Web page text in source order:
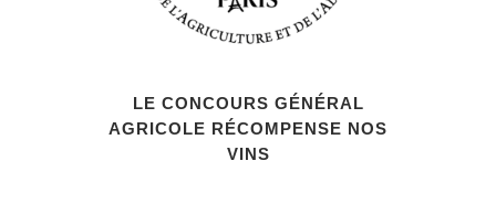
LE CONCOURS GÉNÉRAL
AGRICOLE RÉCOMPENSE NOS
VINS